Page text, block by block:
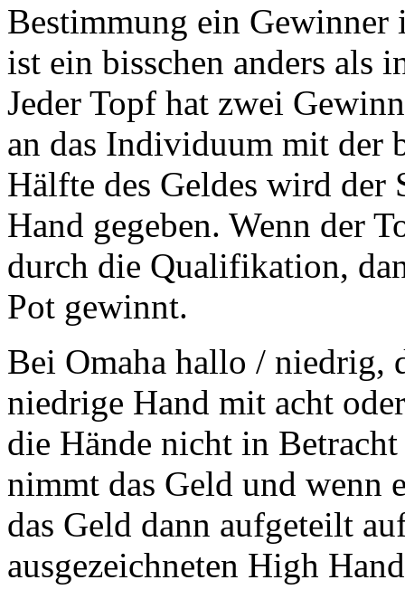
Bestimmung ein
ist ein bisschen anders als
Jeder Topf hat zwei
an das Individuum mit der
Hälfte des Geldes wird
Hand gegeben. Wenn der
durch die Qualifikation,
Pot gewinnt.
Bei Omaha hallo / niedrig,
niedrige Hand mit acht
die Hände nicht in
nimmt das Geld und wenn
das Geld dann aufgeteilt
ausgezeichneten High